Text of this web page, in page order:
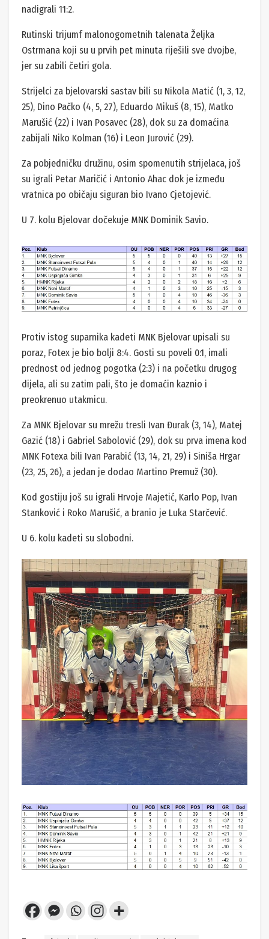
nadigrali 11:2.
Rutinski trijumf malonogometnih talenata Željka
Ostrmana koji su u prvih pet minuta riješili sve dvojbe,
jer su zabili četiri gola.
Strijelci za bjelovarski sastav bili su Nikola Matić (1, 3, 12,
25), Dino Pačko (4, 5, 27), Eduardo Mikuš (8, 15), Matko
Marušić (22) i Ivan Posavec (28), dok su za domaćina
zabijali Niko Kolman (16) i Leon Jurović (29).
Za pobjedničku družinu, osim spomenutih strijelaca, još
su igrali Petar Maričić i Antonio Ahac dok je između
vratnica po običaju siguran bio Ivano Cjetojević.
U 7. kolu Bjelovar dočekuje MNK Dominik Savio.
Protiv istog suparnika kadeti MNK Bjelovar upisali su
poraz, Fotex je bio bolji 8:4. Gosti su poveli 0:1, imali
prednost od jednog pogotka (2:3) i na početku drugog
dijela, ali su zatim pali, što je domaćin kaznio i
preokrenuo utakmicu.
Za MNK Bjelovar su mrežu tresli Ivan Đurak (3, 14), Matej
Gazić (18) i Gabriel Sabolović (29), dok su prva imena kod
MNK Fotexa bili Ivan Parabić (13, 14, 21, 29) i Siniša Hrgar
(23, 25, 26), a jedan je dodao Martino Premuž (30).
Kod gostiju još su igrali Hrvoje Majetić, Karlo Pop, Ivan
Stanković i Roko Marušić, a branio je Luka Starčević.
U 6. kolu kadeti su slobodni.